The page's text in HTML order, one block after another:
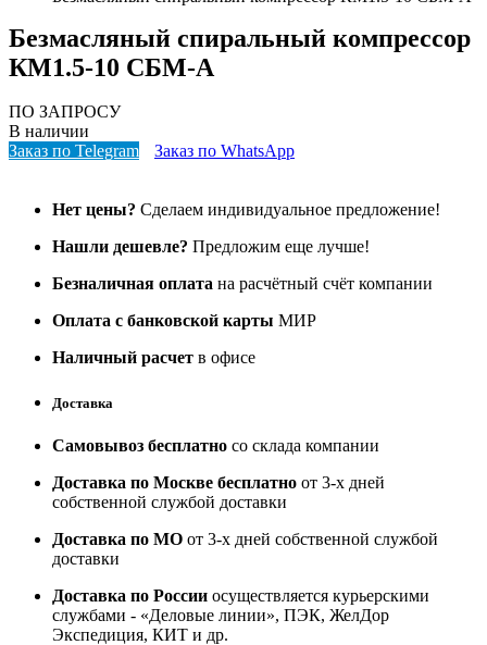
Безмасляный спиральный компрессор
КМ1.5-10 СБМ-А
ПО ЗАПРОСУ
В наличии
Заказ по Telegram
Заказ по WhatsApp
Нет цены? Сделаем индивидуальное предложение!
Нашли дешевле? Предложим еще лучше!
Безналичная оплата на расчётный счёт компании
Оплата с банковской карты МИР
Наличный расчет в офисе
Доставка
Самовывоз бесплатно со склада компании
Доставка по Москве бесплатно от 3-х дней
собственной службой доставки
Доставка по МО от 3-х дней собственной службой
доставки
Доставка по России осуществляется курьерскими
службами - «Деловые линии», ПЭК, ЖелДор
Экспедиция, КИТ и др.